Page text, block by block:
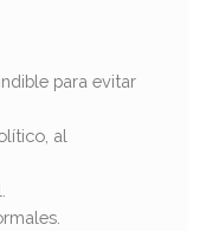
para evitar
al